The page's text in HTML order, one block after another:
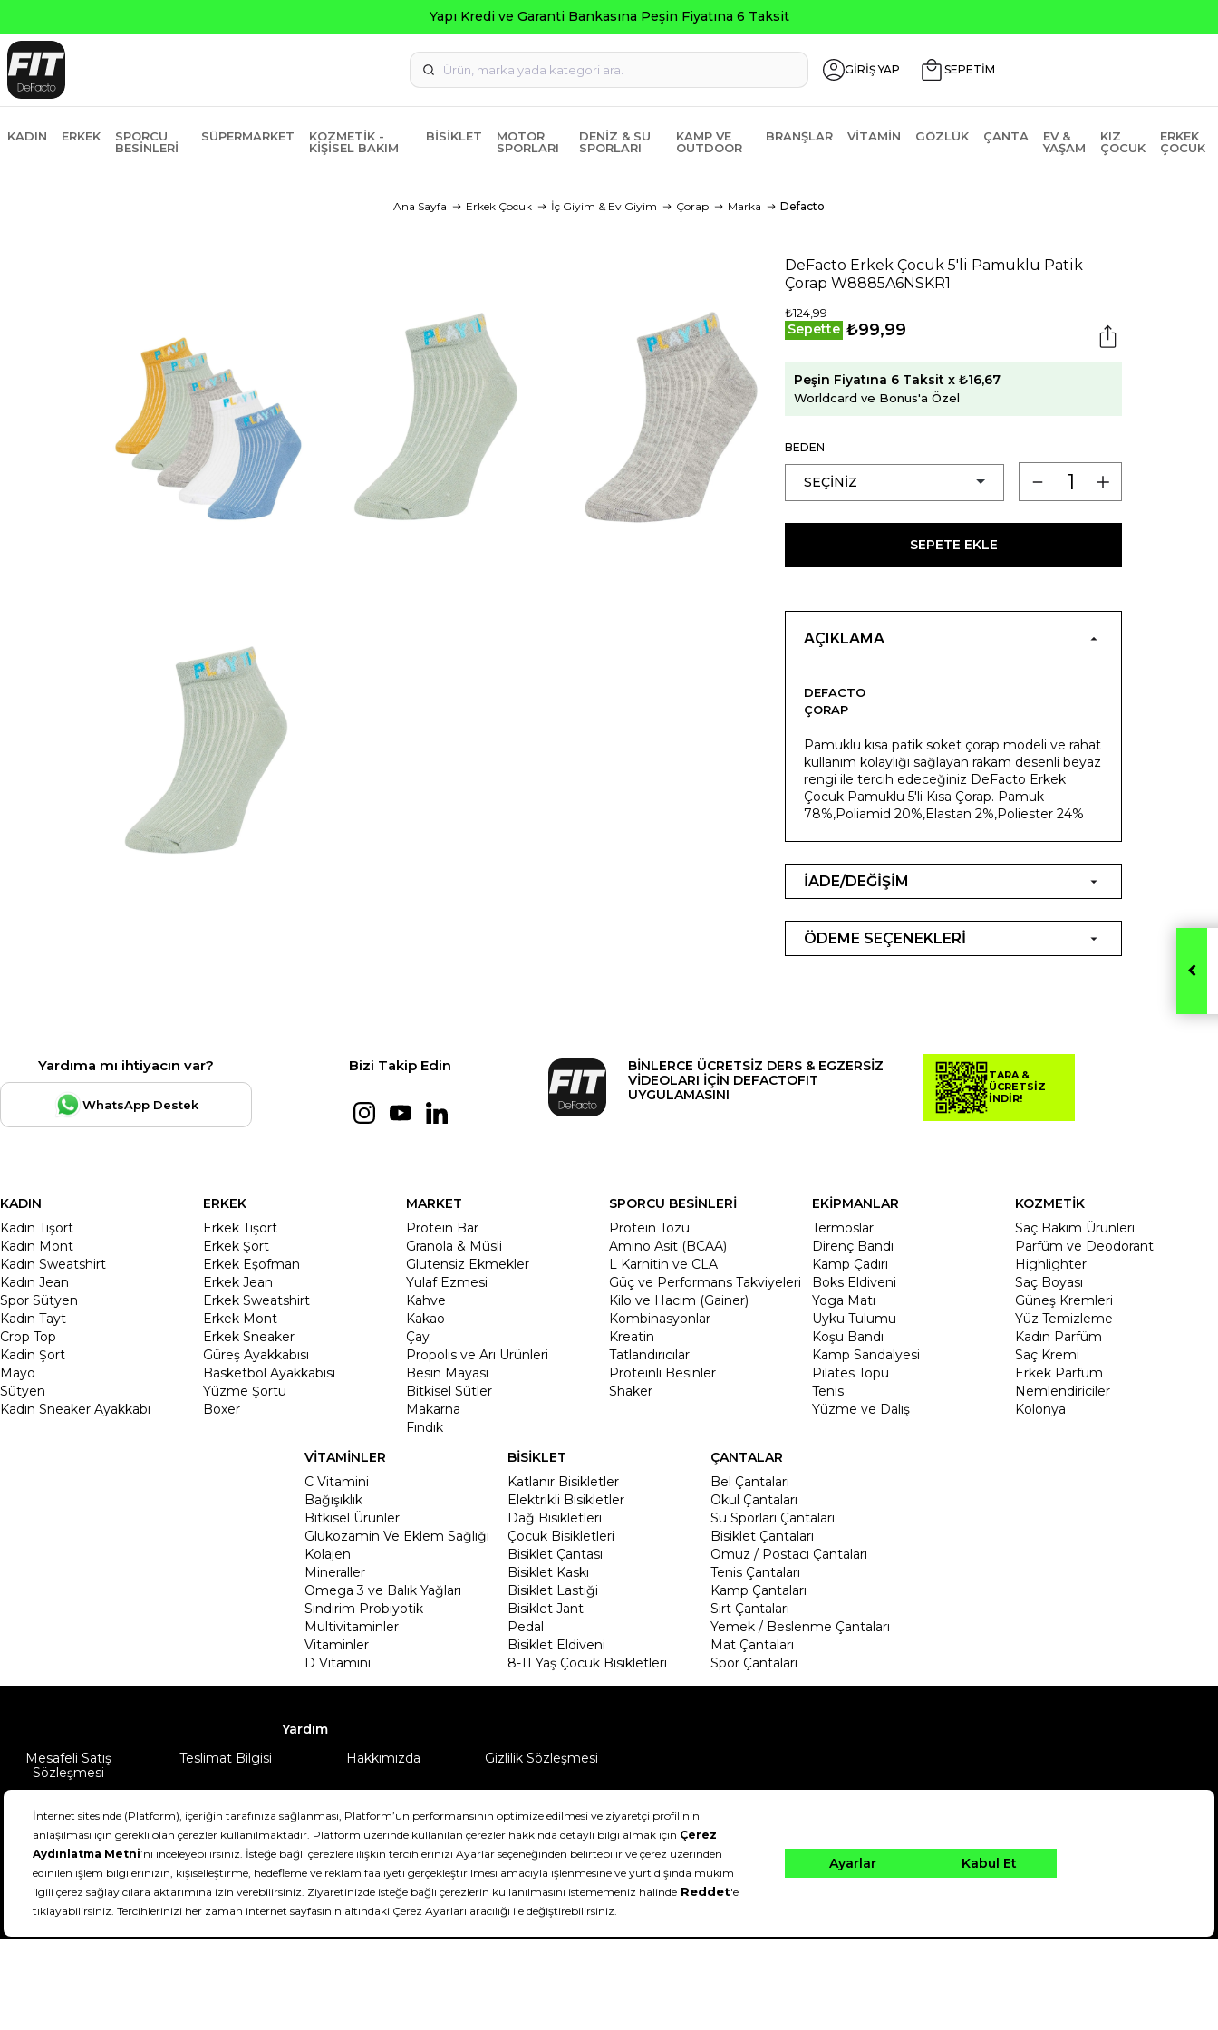
Yapı Kredi ve Garanti Bankasına Peşin Fiyatına 6 Taksit
GİRİŞ YAP SEPETİM
KADIN ERKEK
SPORCU
BESINLERI
SÜPERMARKET
KOZMETIK -
KIŞISEL BAKIM
BISIKLET
MOTOR
SPORLARI
DENIZ & SU
SPORLARI
KAMP VE
OUTDOOR
BRANŞLAR VITAMIN GÖZLÜK ÇANTA
EV &
YAŞAM
KIZ
ÇOCUK
ERKEK
ÇOCUK
Ana Sayfa Erkek Çocuk İç Giyim & Ev Giyim Çorap Marka Defacto
DeFacto Erkek Çocuk 5'li Pamuklu Patik
Çorap W8885A6NSKR1
₺124,99
Sepette ₺99,99
Peşin Fiyatına 6 Taksit x ₺16,67
Worldcard ve Bonus'a Özel
BEDEN
SEPETE EKLE
AÇIKLAMA
DEFACTO
ÇORAP
Pamuklu kısa patik soket çorap modeli ve rahat
kullanım kolaylığı sağlayan rakam desenli beyaz
rengi ile tercih edeceğiniz DeFacto Erkek
Çocuk Pamuklu 5'li Kısa Çorap. Pamuk
78%,Poliamid 20%,Elastan 2%,Poliester 24%
İADE/DEĞİŞİM
ÖDEME SEÇENEKLERİ
Yardıma mı ihtiyacın var?
WhatsApp Destek
Bizi Takip Edin
BİNLERCE ÜCRETSİZ DERS & EGZERSİZ
VİDEOLARI İÇİN DEFACTOFIT
UYGULAMASINI
TARA &
ÜCRETSİZ
İNDİR!
KADIN
Kadın Tişört
Kadın Mont
Kadın Sweatshirt
Kadın Jean
Spor Sütyen
Kadın Tayt
Crop Top
Kadin Şort
Mayo
Sütyen
Kadın Sneaker Ayakkabı
ERKEK
Erkek Tişört
Erkek Şort
Erkek Eşofman
Erkek Jean
Erkek Sweatshirt
Erkek Mont
Erkek Sneaker
Güreş Ayakkabısı
Basketbol Ayakkabısı
Yüzme Şortu
Boxer
MARKET
Protein Bar
Granola & Müsli
Glutensiz Ekmekler
Yulaf Ezmesi
Kahve
Kakao
Çay
Propolis ve Arı Ürünleri
Besin Mayası
Bitkisel Sütler
Makarna
Fındık
SPORCU BESİNLERİ
Protein Tozu
Amino Asit (BCAA)
L Karnitin ve CLA
Güç ve Performans Takviyeleri
Kilo ve Hacim (Gainer)
Kombinasyonlar
Kreatin
Tatlandırıcılar
Proteinli Besinler
Shaker
EKİPMANLAR
Termoslar
Direnç Bandı
Kamp Çadırı
Boks Eldiveni
Yoga Matı
Uyku Tulumu
Koşu Bandı
Kamp Sandalyesi
Pilates Topu
Tenis
Yüzme ve Dalış
KOZMETİK
Saç Bakım Ürünleri
Parfüm ve Deodorant
Highlighter
Saç Boyası
Güneş Kremleri
Yüz Temizleme
Kadın Parfüm
Saç Kremi
Erkek Parfüm
Nemlendiriciler
Kolonya
VİTAMİNLER
C Vitamini
Bağışıklık
Bitkisel Ürünler
Glukozamin Ve Eklem Sağlığı
Kolajen
Mineraller
Omega 3 ve Balık Yağları
Sindirim Probiyotik
Multivitaminler
Vitaminler
D Vitamini
BİSİKLET
Katlanır Bisikletler
Elektrikli Bisikletler
Dağ Bisikletleri
Çocuk Bisikletleri
Bisiklet Çantası
Bisiklet Kaskı
Bisiklet Lastiği
Bisiklet Jant
Pedal
Bisiklet Eldiveni
8-11 Yaş Çocuk Bisikletleri
ÇANTALAR
Bel Çantaları
Okul Çantaları
Su Sporları Çantaları
Bisiklet Çantaları
Omuz / Postacı Çantaları
Tenis Çantaları
Kamp Çantaları
Sırt Çantaları
Yemek / Beslenme Çantaları
Mat Çantaları
Spor Çantaları
Yardım
Mesafeli Satış
Sözleşmesi
Teslimat Bilgisi Hakkımızda Gizlilik Sözleşmesi
DeFactoFIT ©️ 2022-2026. Tüm hakları saklıdır.